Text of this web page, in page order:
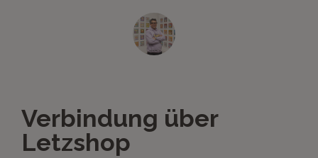
Verbindung über
Letzshop